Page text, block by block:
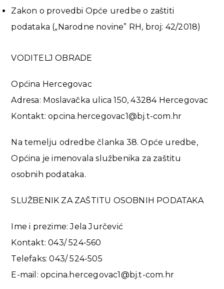
Zakon o provedbi Opće uredbe o zaštiti
podataka („Narodne novine” RH, broj: 42/2018)
VODITELJ OBRADE
Općina Hercegovac
Adresa: Moslavačka ulica 150, 43284 Hercegovac
Kontakt: opcina.hercegovac1@bj.t-com.hr
Na temelju odredbe članka 38. Opće uredbe,
Općina je imenovala službenika za zaštitu
osobnih podataka.
SLUŽBENIK ZA ZAŠTITU OSOBNIH PODATAKA
Ime i prezime: Jela Jurčević
Kontakt: 043/ 524-560
Telefaks: 043/ 524-505
E-mail: opcina.hercegovac1@bj.t-com.hr